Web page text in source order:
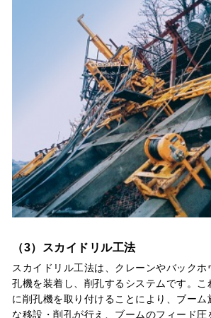
（3）スカイドリル工法
スカイドリル工法は、クレーンやバックホ
孔機を装着し、削孔するシステムです。こ
に削孔機を取り付けることにより、ブー
な移設・削孔が行え、ブームのフィード